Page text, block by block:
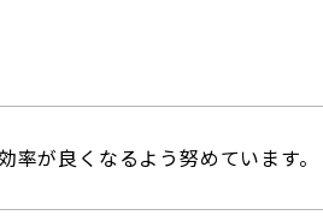
環境、効率が良くなるよう